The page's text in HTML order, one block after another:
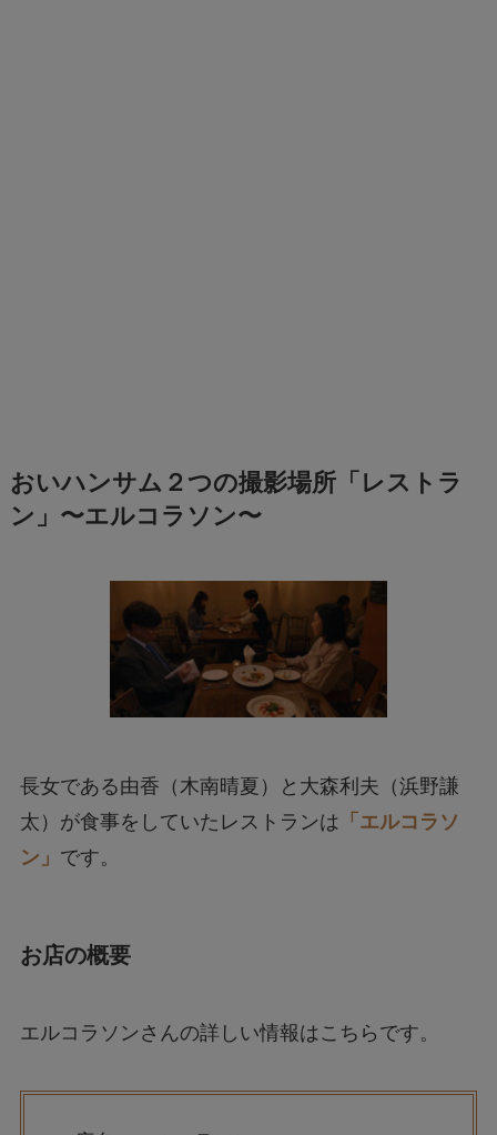
おいハンサム２つの撮影場所「レストラ
ン」〜エルコラソン〜
長女である由香（木南晴夏）と大森利夫（浜野謙
太）が食事をしていたレストランは 「エルコラソ
ン」 です。
お店の概要
エルコラソンさんの詳しい情報はこちらです。